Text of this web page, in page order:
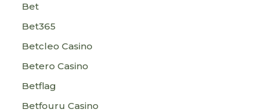
Bet
Bet365
Betcleo Casino
Betero Casino
Betflag
Betfouru Casino